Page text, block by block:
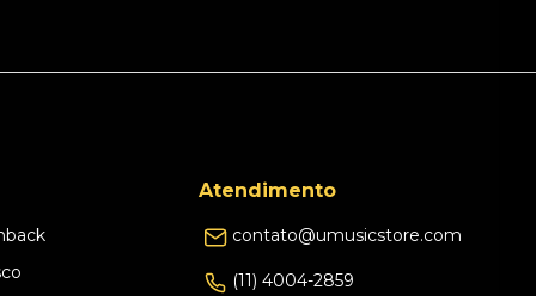
Atendimento
contato@umusicstore.com
(11) 4004-2859